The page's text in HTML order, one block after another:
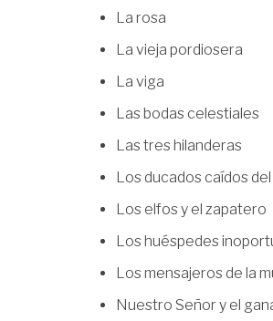
La rosa
La vieja pordiosera
La viga
Las bodas celestiales
Las tres hilanderas
Los ducados caídos
Los elfos y el zapatero
Los huéspedes
Los mensajeros de la
Nuestro Señor y el